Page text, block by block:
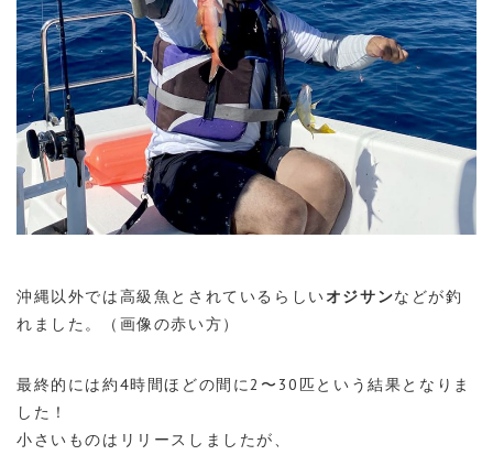
沖縄以外では高級魚とされているらしいオジサンなどが釣
れました。（画像の赤い方）
最終的には約4時間ほどの間に2〜30匹という結果となりま
した！
小さいものはリリースしましたが、